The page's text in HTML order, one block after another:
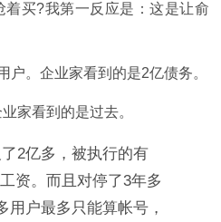
买?我第一反应是：这是让俞
户。企业家看到的是2亿债务。
家看到的是过去。
2亿多，被执行的有
资。而且对停了3年多
用户最多只能算帐号，